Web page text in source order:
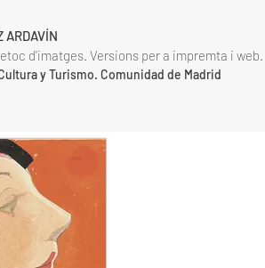
ARDAVÍN
d'imatges. Versions per a impremta i web.
y Turismo. Comunidad de Madrid